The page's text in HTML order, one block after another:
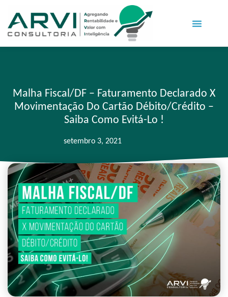
Malha Fiscal/DF – Faturamento Declarado X
Movimentação Do Cartão Débito/Crédito –
Saiba Como Evitá-Lo !
setembro 3, 2021